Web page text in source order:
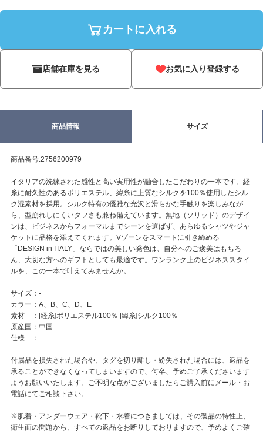
カートに入れる
店舗在庫を見る お気に入り登録する
商品情報 サイズ
商品番号:2756200979
イタリアの洗練された感性と高い実用性が融合したこだわりの一本です。経
糸に耐久性のあるポリエステル、緯糸に上質なシルクを100％使用したシル
ク混素材を採用。シルク特有の優雅な光沢と滑らかな手触りを楽しみなが
ら、型崩れしにくいタフさも兼ね備えています。無地（ソリッド）のデザイ
ンは、ビジネスからフォーマルまでシーンを選ばず、あらゆるシャツやジャ
ケットに品格を添えてくれます。Vゾーンをスマートに引き締める
「DESIGN in ITALY」ならではの美しい発色は、自分へのご褒美はもちろ
ん、大切な方へのギフトとしても最適です。ワンランク上のビジネススタイ
ルを、この一本で叶えてみませんか。
サイズ：-
カラー：A、B、C、D、E
素材 ：[経糸]ポリエステル100％ [緯糸]シルク100％
原産国：中国
仕様 ：
付属品を損失された場合や、タグを切り離し・紛失された場合には、返品を
承ることができなくなってしまいますので、何卒、予めご了承くださいます
ようお願いいたします。ご不明な点がございましたらご購入前にメール・お
電話にてご相談下さい。
※肌着・アンダーウェア・靴下・水着につきましては、その製品の特性上、
衛生面の問題から、すべての返品をお断りしておりますので、予めよくご確